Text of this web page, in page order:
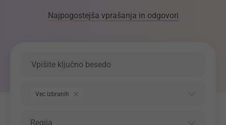
Najpogostejša vprašanja in odgovori
Vec izbranih
Regija